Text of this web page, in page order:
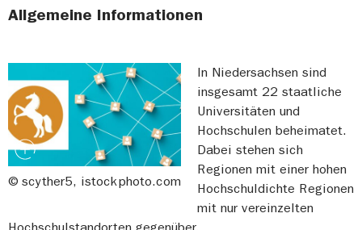
Allgemeine Informationen
© scyther5, istockphoto.com
In Niedersachsen sind
insgesamt 22 staatliche
Universitäten und
Hochschulen beheimatet.
Dabei stehen sich
Regionen mit einer hohen
Hochschuldichte Regionen
mit nur vereinzelten